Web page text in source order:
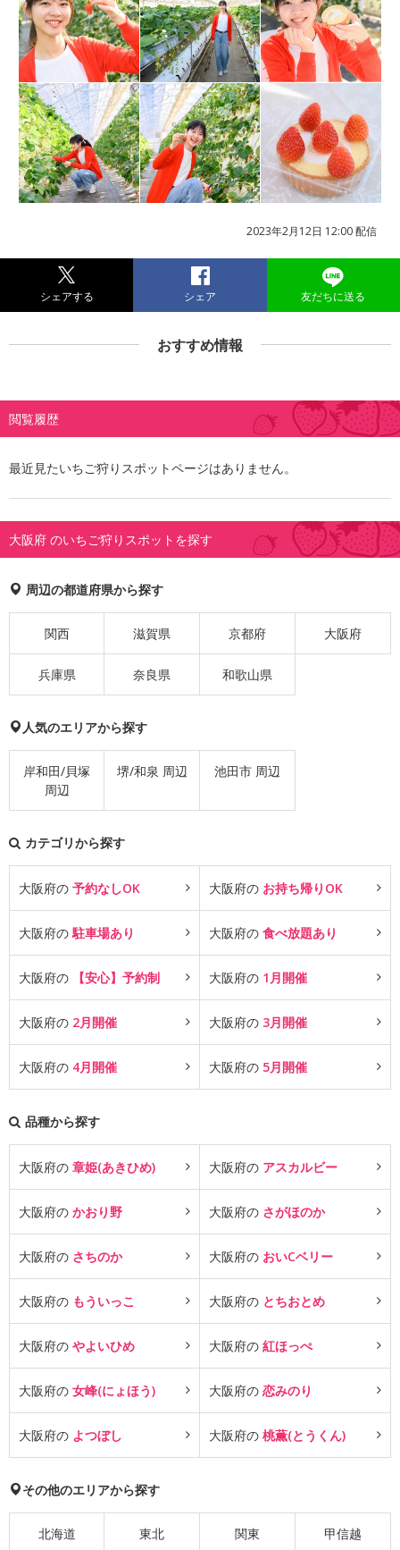
2023年2月12日 12:00 配信
シェアする シェア 友だちに送る
おすすめ情報
閲覧履歴
最近見たいちご狩りスポットページはありません。
大阪府 のいちご狩りスポットを探す
周辺の都道府県から探す
関西 滋賀県 京都府 大阪府
兵庫県 奈良県 和歌山県
人気のエリアから探す
岸和田/貝塚
周辺
堺/和泉 周辺 池田市 周辺
カテゴリから探す
大阪府の 予約なしOK 大阪府の お持ち帰りOK
大阪府の駐車場あり 大阪府の 食べ放題あり
大阪府の 【安心】予約制 大阪府の 1月開催
大阪府の 2月開催 大阪府の 3月開催
大阪府の 4月開催 大阪府の 5月開催
品種から探す
大阪府の 章姫(あきひめ) 大阪府の アスカルビー
大阪府の かおり野 大阪府の さがほのか
大阪府の さちのか 大阪府の おいCベリー
大阪府の もういっこ 大阪府の とちおとめ
大阪府の やよいひめ 大阪府の 紅ほっぺ
大阪府の 女峰(にょほう) 大阪府の 恋みのり
大阪府の よつぼし 大阪府の 桃薫(とうくん)
その他のエリアから探す
北海道 東北 関東 甲信越